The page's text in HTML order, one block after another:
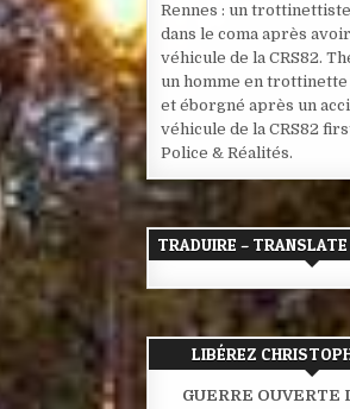
Rennes : un trottinettiste
dans le coma après
véhicule de la CRS82.
un homme en trottinette
et éborgné après un
véhicule de la CRS82
Police & Réalités.
TRADUIRE –
LIBÉREZ
GUERRE OUVERTE